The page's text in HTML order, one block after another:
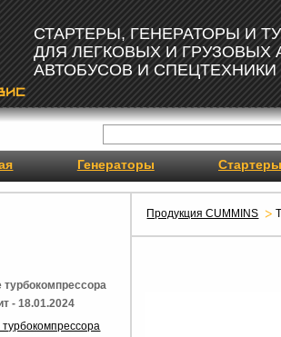
СТАРТЕРЫ, ГЕНЕРАТОРЫ И
ДЛЯ ЛЕГКОВЫХ И ГРУЗОВЫХ
АВТОБУСОВ И СПЕЦТЕХНИКИ
Генераторы Стартеры
Продукция CUMMINS
турбокомпрессора
- 18.01.2024